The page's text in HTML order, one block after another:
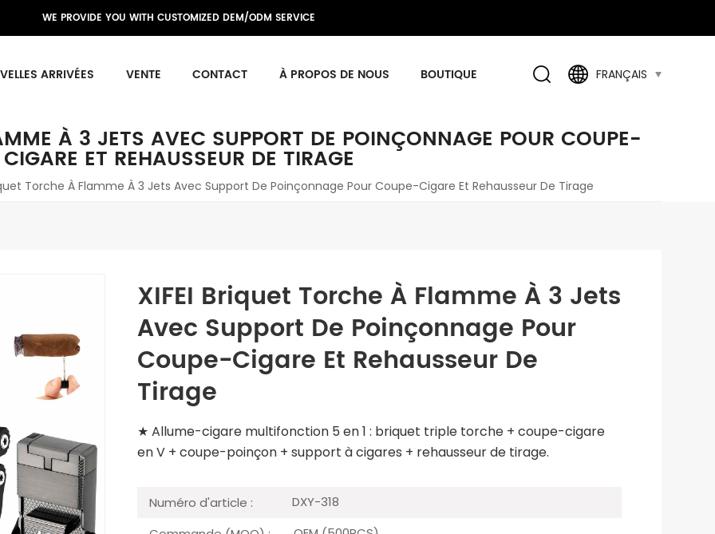
WE PROVIDE YOU WITH CUSTOMIZED DEM/ODM SERVICE
ARRIVÉES VENTE CONTACT À PROPOS DE NOUS BOUTIQUE FRANÇAIS
À 3 JETS AVEC SUPPORT DE POINÇONNAGE POUR COUPE-
CIGARE ET REHAUSSEUR DE TIRAGE
Torche À Flamme À 3 Jets Avec Support De Poinçonnage Pour Coupe-Cigare Et Rehausseur De Tirage
XIFEI Briquet Torche À Flamme À 3 Jets
Avec Support De Poinçonnage Pour
Coupe-Cigare Et Rehausseur De
Tirage
★ Allume-cigare multifonction 5 en 1 : briquet triple torche + coupe-cigare
en V + coupe-poinçon + support à cigares + rehausseur de tirage.
Numéro d'article :
DXY-318